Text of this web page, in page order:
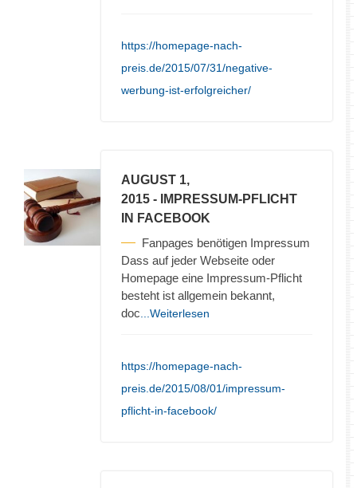
https://homepage-nach-
preis.de/2015/07/31/negative-
werbung-ist-erfolgreicher/
AUGUST 1,
2015 - IMPRESSUM-PFLICHT
IN FACEBOOK
Fanpages benötigen Impressum
Dass auf jeder Webseite oder
Homepage eine Impressum-Pflicht
besteht ist allgemein bekannt,
doc ...Weiterlesen
https://homepage-nach-
preis.de/2015/08/01/impressum-
pflicht-in-facebook/